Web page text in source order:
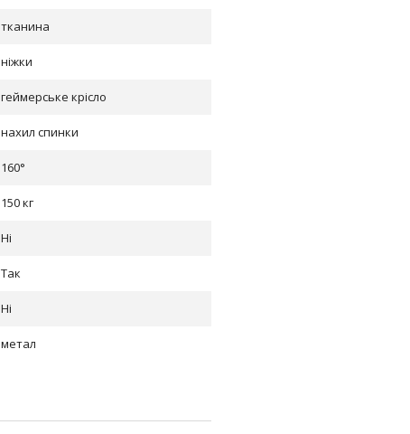
тканина
ніжки
геймерське крісло
нахил спинки
160°
150 кг
Ні
Так
Ні
метал